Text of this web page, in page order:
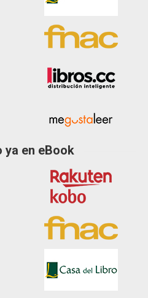
ya en eBook